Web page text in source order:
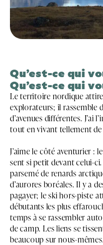
Qu’est-ce qui
Qu’est-ce qui
Le territoire nordique
explorateurs; il rassemble
d’avenues différentes. J’ai
tout en vivant tellement
J’aime le côté aventurier :
sent si petit devant celui-
parsemé de renards
d’aurores boréales. Il y a
pagayer; le ski hors-piste
débutants les plus
temps à se rassembler
de camp. Les liens se
beaucoup sur nous-mêmes.